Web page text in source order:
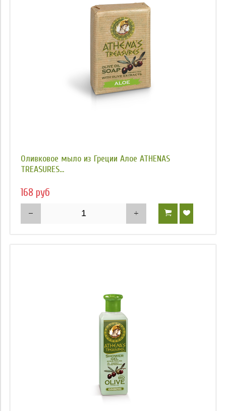
Оливковое мыло из Греции Алое ATHENAS
TREASURES...
168 руб